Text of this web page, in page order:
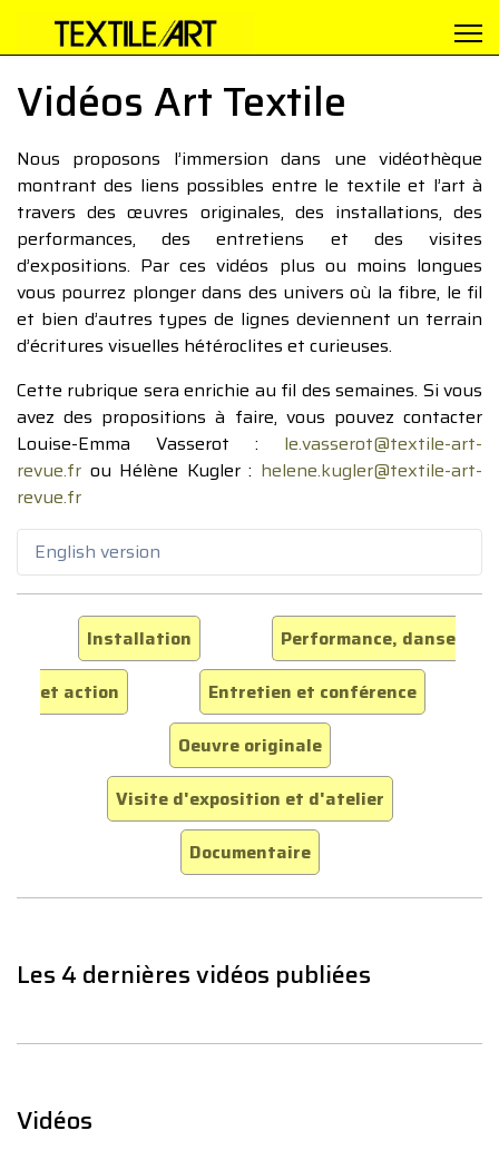
Vidéos Art Textile
Nous proposons l’immersion dans une vidéothèque
montrant des liens possibles entre le textile et l’art à
travers des œuvres originales, des installations, des
performances, des entretiens et des visites
d’expositions. Par ces vidéos plus ou moins longues
vous pourrez plonger dans des univers où la fibre, le fil
et bien d’autres types de lignes deviennent un terrain
d’écritures visuelles hétéroclites et curieuses.
Cette rubrique sera enrichie au fil des semaines. Si vous
avez des propositions à faire, vous pouvez contacter
Louise-Emma Vasserot : le.vasserot@textile-art-
revue.fr ou Hélène Kugler : helene.kugler@textile-art-
revue.fr
English version
Installation
Performance, danse
et action
Entretien et conférence
Oeuvre originale
Visite d'exposition et d'atelier
Documentaire
Les 4 dernières vidéos publiées
Vidéos